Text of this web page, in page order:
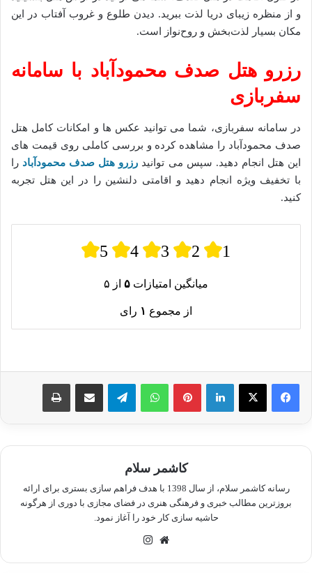
و از منظره زیبای دریا لذت ببرید. دیدن طلوع و غروب آفتاب در این
مکان بسیار لذت‌بخش و روح‌نواز است.
رزرو هتل صدف محمودآباد با سامانه
سفربازی
در سامانه سفربازی، شما می توانید عکس ها و امکانات کامل هتل
صدف محمودآباد را مشاهده کرده و بررسی کاملی روی قیمت های
این هتل انجام دهید. سپس می توانید رزرو هتل صدف محمودآباد را
با تخفیف ویژه انجام دهید و اقامتی دلنشین را در این هتل تجربه
کنید.
5 4 3 2 1
میانگین امتیازات ۵ از ۵
از مجموع ۱ رای
لینکدین پینترستواتس آپ تلگرام اشتراک گذاری از طریق ایمیل چاپ
کاشمر سلام
رسانه کاشمر سلام، از سال 1398 با هدف فراهم سازی بستری برای ارائه
بروزترین مطالب خبری و فرهنگی هنری در فضای مجازی با دوری از هرگونه
حاشیه سازی کار خود را آغاز نمود.
وبسایت